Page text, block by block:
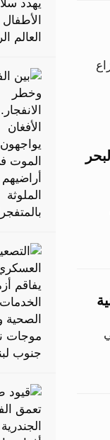
لنزاع